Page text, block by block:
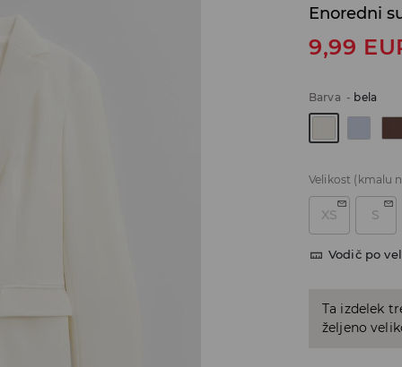
Enoredni
9,99
Barva - bela
Velikost (kmalu
XS S
Vodič po
Ta izdelek
željeno